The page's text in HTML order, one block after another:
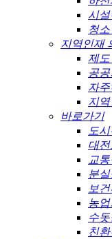
시
청
지역인재
제도
공
자
지
바로가기
도
대
교
분
보
농
수
친